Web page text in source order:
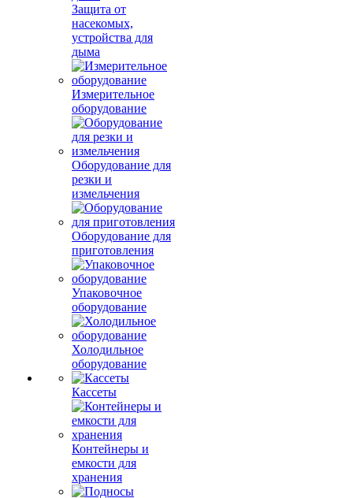
Защита от
насекомых,
устройства для
дыма
Измерительное
оборудование
Оборудование для
резки и
измельчения
Оборудование для
приготовления
Упаковочное
оборудование
Холодильное
оборудование
Кассеты
Контейнеры и
емкости для
хранения